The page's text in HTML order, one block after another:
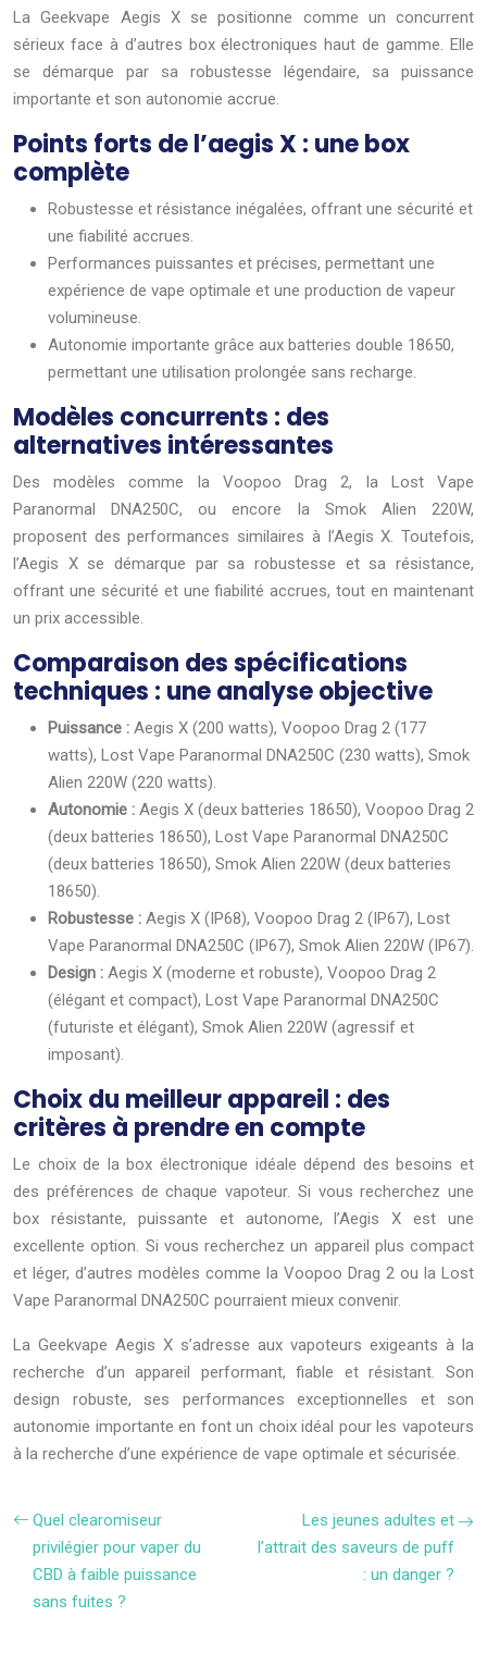
La Geekvape Aegis X se positionne comme un concurrent
sérieux face à d’autres box électroniques haut de gamme. Elle
se démarque par sa robustesse légendaire, sa puissance
importante et son autonomie accrue.
Points forts de l’aegis X : une box
complète
Robustesse et résistance inégalées, offrant une sécurité et
une fiabilité accrues.
Performances puissantes et précises, permettant une
expérience de vape optimale et une production de vapeur
volumineuse.
Autonomie importante grâce aux batteries double 18650,
permettant une utilisation prolongée sans recharge.
Modèles concurrents : des
alternatives intéressantes
Des modèles comme la Voopoo Drag 2, la Lost Vape
Paranormal DNA250C, ou encore la Smok Alien 220W,
proposent des performances similaires à l’Aegis X. Toutefois,
l’Aegis X se démarque par sa robustesse et sa résistance,
offrant une sécurité et une fiabilité accrues, tout en maintenant
un prix accessible.
Comparaison des spécifications
techniques : une analyse objective
Puissance : Aegis X (200 watts), Voopoo Drag 2 (177
watts), Lost Vape Paranormal DNA250C (230 watts), Smok
Alien 220W (220 watts).
Autonomie : Aegis X (deux batteries 18650), Voopoo Drag 2
(deux batteries 18650), Lost Vape Paranormal DNA250C
(deux batteries 18650), Smok Alien 220W (deux batteries
18650).
Robustesse : Aegis X (IP68), Voopoo Drag 2 (IP67), Lost
Vape Paranormal DNA250C (IP67), Smok Alien 220W (IP67).
Design : Aegis X (moderne et robuste), Voopoo Drag 2
(élégant et compact), Lost Vape Paranormal DNA250C
(futuriste et élégant), Smok Alien 220W (agressif et
imposant).
Choix du meilleur appareil : des
critères à prendre en compte
Le choix de la box électronique idéale dépend des besoins et
des préférences de chaque vapoteur. Si vous recherchez une
box résistante, puissante et autonome, l’Aegis X est une
excellente option. Si vous recherchez un appareil plus compact
et léger, d’autres modèles comme la Voopoo Drag 2 ou la Lost
Vape Paranormal DNA250C pourraient mieux convenir.
La Geekvape Aegis X s’adresse aux vapoteurs exigeants à la
recherche d’un appareil performant, fiable et résistant. Son
design robuste, ses performances exceptionnelles et son
autonomie importante en font un choix idéal pour les vapoteurs
à la recherche d’une expérience de vape optimale et sécurisée.
Quel clearomiseur
privilégier pour vaper du
CBD à faible puissance
sans fuites ?
Les jeunes adultes et
l’attrait des saveurs de puff
: un danger ?